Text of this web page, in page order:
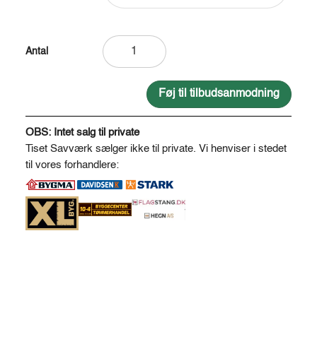
Føj til tilbudsanmodning
A
l
t
e
r
n
t
OBS: Intet salg til private
Tiset Savværk sælger ikke til private. Vi henviser i stedet
til vores forhandlere: